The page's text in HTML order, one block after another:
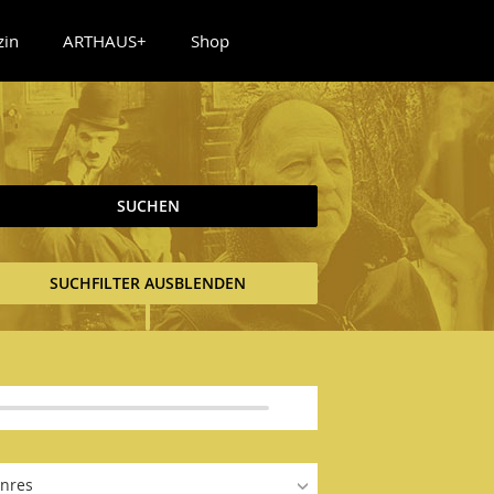
ARTHAUS+ Shop
SUCHEN
SUCHFILTER AUSBLENDEN